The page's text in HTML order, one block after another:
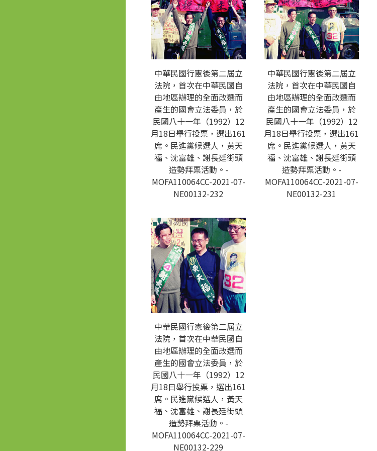
中華民國行憲後第二屆立
法院，首次在中華民國自
由地區辦理的全面改選而
產生的國會立法委員，於
民國八十一年（1992）12
月18日舉行投票，選出161
席。民進黨候選人，黃天
福、沈富雄、謝長廷街頭
造勢拜票活動。-
MOFA110064CC-2021-07-
NE00132-232
中華民國行憲後第二屆立
法院，首次在中華民國自
由地區辦理的全面改選而
產生的國會立法委員，於
民國八十一年（1992）12
月18日舉行投票，選出161
席。民進黨候選人，黃天
福、沈富雄、謝長廷街頭
造勢拜票活動。-
MOFA110064CC-2021-07-
NE00132-231
中華民國行憲後第二屆立
法院，首次在中華民國自
由地區辦理的全面改選而
產生的國會立法委員，於
民國八十一年（1992）12
月18日舉行投票，選出161
席。民進黨候選人，黃天
福、沈富雄、謝長廷街頭
造勢拜票活動。-
MOFA110064CC-2021-07-
NE00132-229